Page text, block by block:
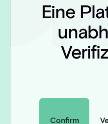
Eine
Confirm